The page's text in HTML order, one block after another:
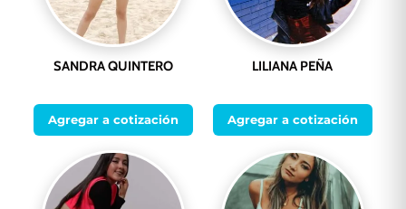
SANDRA QUINTERO
Agregar a cotización
LILIANA PEÑA
Agregar a cotización